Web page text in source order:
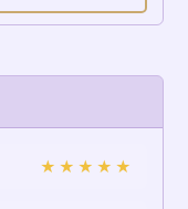
★★★★★